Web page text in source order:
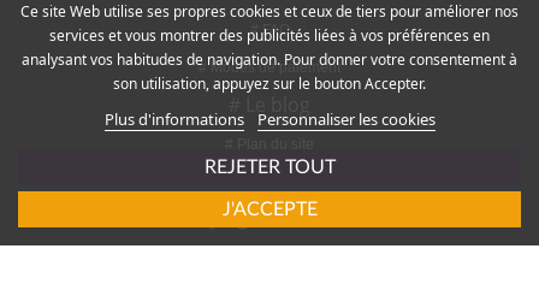
# FAQ
# Modes de paiement
Rejoignez-nous !
Ce site Web utilise ses propres cookies et ceux de tiers pour améliorer nos
services et vous montrer des publicités liées à vos préférences en
analysant vos habitudes de navigation. Pour donner votre consentement à
son utilisation, appuyez sur le bouton Accepter.
Plus d'informations Personnaliser les cookies
REJETER TOUT
J'ACCEPTE